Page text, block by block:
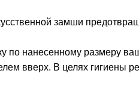
замши
по нанесенному размеру
вверх. В целях гигиены